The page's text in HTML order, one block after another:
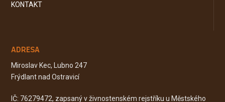
KONTAKT
ADRESA
Miroslav Kec, Lubno 247
Frýdlant nad Ostravicí
IČ: 76279472, zapsaný v živnostenském rejstříku u Městského